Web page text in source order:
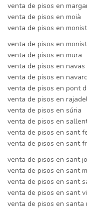
venta de pisos en
venta de pisos en moià
venta de pisos en
venta de pisos en
venta de pisos en mura
venta de pisos en navas
venta de pisos en
venta de pisos en pont
venta de pisos en
venta de pisos en súria
venta de pisos en
venta de pisos en sant
venta de pisos en sant
venta de pisos en sant
venta de pisos en sant
venta de pisos en sant
venta de pisos en sant
venta de pisos en santa